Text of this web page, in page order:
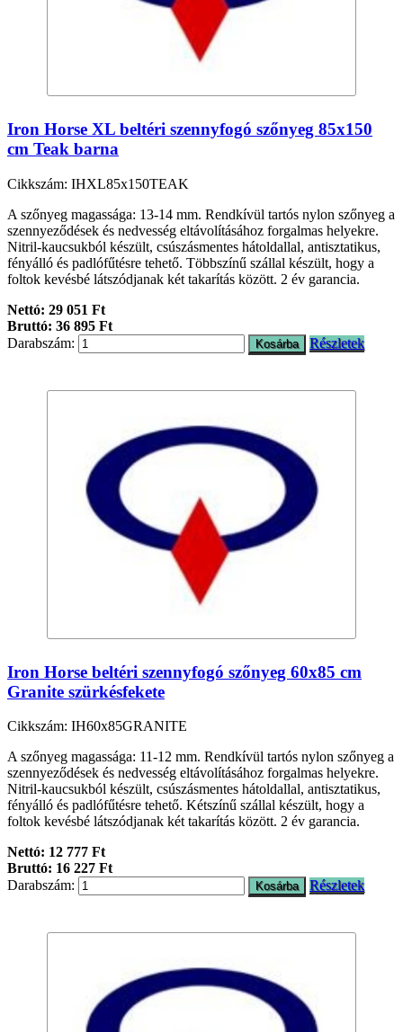
Iron Horse XL beltéri szennyfogó szőnyeg 85x150
cm Teak barna
Cikkszám: IHXL85x150TEAK
A szőnyeg magassága: 13-14 mm. Rendkívül tartós nylon szőnyeg a
szennyeződések és nedvesség eltávolításához forgalmas helyekre.
Nitril-kaucsukból készült, csúszásmentes hátoldallal, antisztatikus,
fényálló és padlófűtésre tehető. Többszínű szállal készült, hogy a
foltok kevésbé látszódjanak két takarítás között. 2 év garancia.
Nettó: 29 051 Ft
Bruttó: 36 895 Ft
Darabszám:
Részletek
Iron Horse beltéri szennyfogó szőnyeg 60x85 cm
Granite szürkésfekete
Cikkszám: IH60x85GRANITE
A szőnyeg magassága: 11-12 mm. Rendkívül tartós nylon szőnyeg a
szennyeződések és nedvesség eltávolításához forgalmas helyekre.
Nitril-kaucsukból készült, csúszásmentes hátoldallal, antisztatikus,
fényálló és padlófűtésre tehető. Kétszínű szállal készült, hogy a
foltok kevésbé látszódjanak két takarítás között. 2 év garancia.
Nettó: 12 777 Ft
Bruttó: 16 227 Ft
Darabszám:
Részletek